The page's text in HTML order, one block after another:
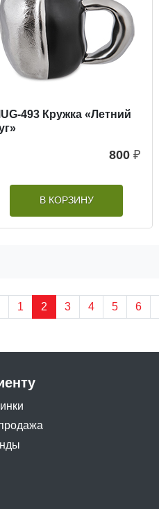
493 Кружка «Летний
800 ₽
В КОРЗИНУ
1 2 3 4 5 6